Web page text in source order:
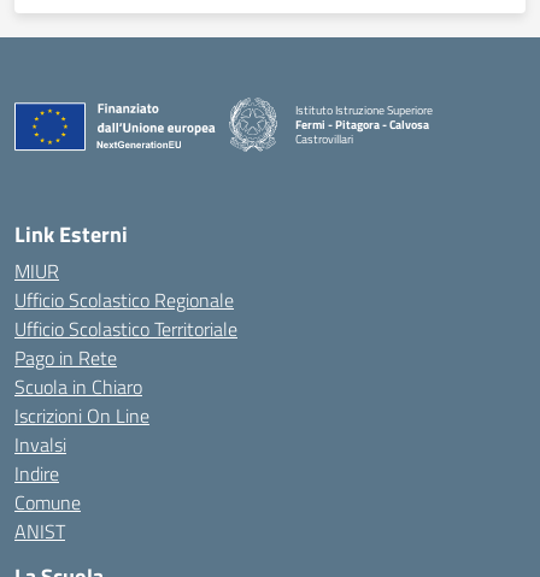
Istituto Istruzione Superiore
Fermi - Pitagora - Calvosa
Castrovillari
Link Esterni
MIUR
Ufficio Scolastico Regionale
Ufficio Scolastico Territoriale
Pago in Rete
Scuola in Chiaro
Iscrizioni On Line
Invalsi
Indire
Comune
ANIST